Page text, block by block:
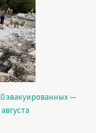
эвакуированных —